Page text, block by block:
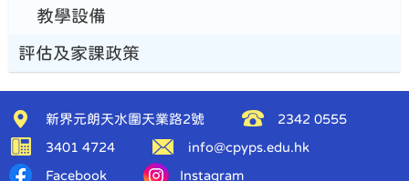
教學設備
評估及家課政策
新界元朗天水圍天業路2號 2342 0555
3401 4724 info@cpyps.edu.hk
Facebook Instagram